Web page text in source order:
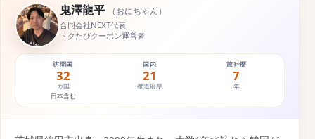
鬼澤龍平 （おにちゃん）
合同会社NEXT代表
トクたびクーポン運営者
訪問国
32
カ国
日本含む
国内
21
都道府県
旅行歴
7
年